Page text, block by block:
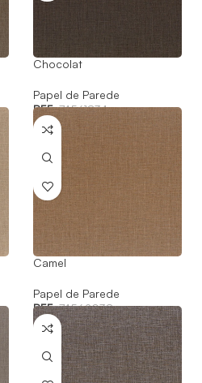
Chocolat
Papel de Parede
REF:74561834
Camel
Papel de Parede
REF:74562038